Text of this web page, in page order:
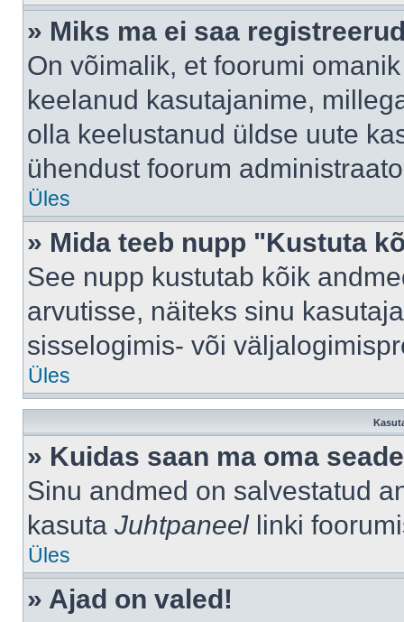
» Miks ma ei saa
On võimalik, et foorumi
keelanud kasutajanime,
olla keelustanud üldse uute
ühendust foorum
Üles
» Mida teeb nupp "Kustuta
See nupp kustutab kõik
arvutisse, näiteks sinu
sisselogimis- või
Üles
» Kuidas saan ma oma
Sinu andmed on salvestatud
kasuta Juhtpaneellinki
Üles
» Ajad on valed!